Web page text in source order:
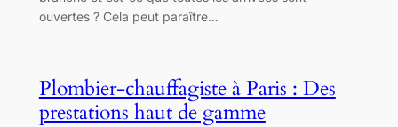
ouvertes ? Cela peut paraître…
Plombier-chauffagiste à Paris : Des
prestations haut de gamme